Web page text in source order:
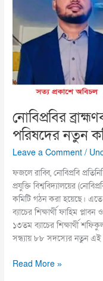
নোবিপ্রবির
পরিষদের নতুন
Leave a Comment /
ফজলে রাব্বি, নোবিপ্রবি
প্রযুক্তি বিশ্ববিদ্যালয়ের
কমিটি গঠন করা হয়েছে।
ব্যাচের শিক্ষার্থী ফাহিম
১৩তম ব্যাচের শিক্ষার্থী
সন্ধ্যায় ৮৮ সদস্যের নতুন এই
ছাত্রকল্যাণ
পরিষদের
নতুন
কমিটি
গঠন
Read More »